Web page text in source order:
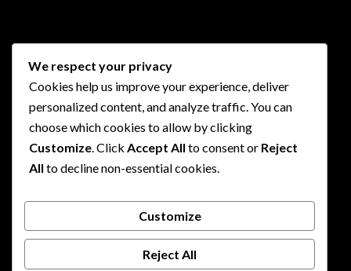
PARTNER
PARTNER
We respect your privacy
Cookies help us improve your experience, deliver
personalized content, and analyze traffic. You can
choose which cookies to allow by clicking
Customize . Click Accept All to consent or Reject
All to decline non-essential cookies.
Customize
Reject All